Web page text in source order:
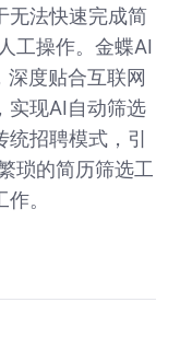
无法快速完成简
工操作。金蝶AI
度贴合互联网
实现AI自动筛选
招聘模式，引
琐的简历筛选工
。